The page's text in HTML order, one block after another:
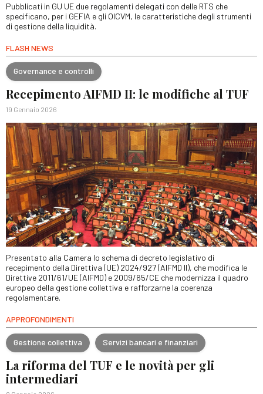
Pubblicati in GU UE due regolamenti delegati con delle RTS che
specificano, per i GEFIA e gli OICVM, le caratteristiche degli strumenti
di gestione della liquidità.
FLASH NEWS
Governance e controlli
Recepimento AIFMD II: le modifiche al TUF
19 Gennaio 2026
Presentato alla Camera lo schema di decreto legislativo di
recepimento della Direttiva (UE) 2024/927 (AIFMD II), che modifica le
Direttive 2011/61/UE (AIFMD) e 2009/65/CE che modernizza il quadro
europeo della gestione collettiva e rafforzarne la coerenza
regolamentare.
APPROFONDIMENTI
Gestione collettiva Servizi bancari e finanziari
La riforma del TUF e le novità per gli
intermediari